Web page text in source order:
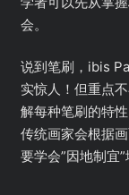
会。
说到笔刷，ibis
实惊人！但重点
解每种笔刷的特
传统画家会根据
要学会”因地制宜”